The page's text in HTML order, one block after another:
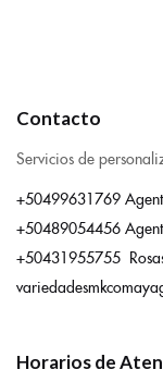
Contacto
Servicios de
+50499631769
+50489054456
+50431955755
Horarios de